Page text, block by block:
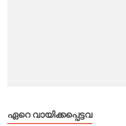
ഏറെ വായിക്കപ്പെട്ടവ